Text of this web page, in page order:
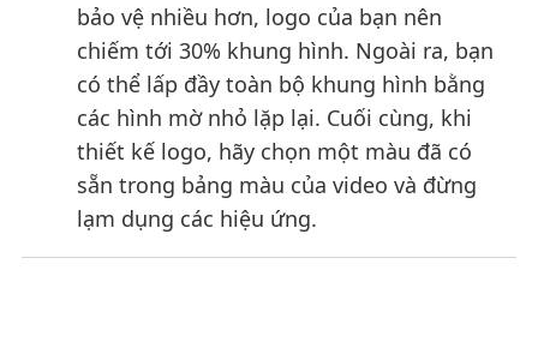
bảo vệ nhiều hơn, logo của bạn nên
chiếm tới 30% khung hình. Ngoài ra, bạn
có thể lấp đầy toàn bộ khung hình bằng
các hình mờ nhỏ lặp lại. Cuối cùng, khi
thiết kế logo, hãy chọn một màu đã có
sẵn trong bảng màu của video và đừng
lạm dụng các hiệu ứng.